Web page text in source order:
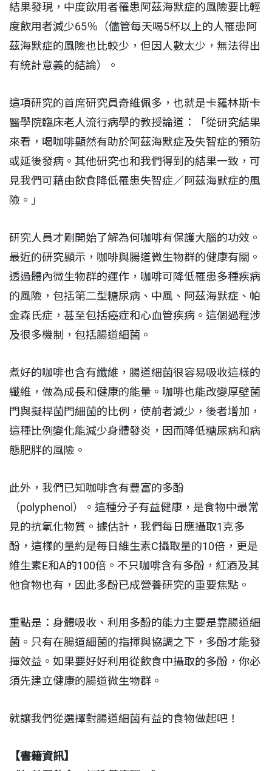
結果發現，中度飲用者罹患阿茲海默症的風險要比輕
度飲用者減少65％（儘管每天喝5杯以上的人罹患阿
茲海默症的風險也比較少，但因人數太少，無法得出
有統計意義的結論）。
這項研究的首席研究員奇維佩多，也就是卡羅林斯卡
醫學院臨床老人流行病學的教授論道：「從研究結果
來看，喝咖啡顯然有助於阿茲海默症及失智症的預防
或延後發病。其他研究也和我們得到的結果一致，可
見我們可藉由飲食降低罹患失智症／阿茲海默症的風
險。」
研究人員才剛開始了解為何咖啡有保護大腦的功效。
最近的研究顯示，咖啡與腸道微生物群的健康有關。
透過體內微生物群的運作，咖啡可降低罹患多種疾病
的風險，包括第二型糖尿病、中風、阿茲海默症、帕
金森氏症，甚至包括癌症和心血管疾病。這個過程涉
及很多機制，包括腸道細菌。
煮好的咖啡也含有纖維，腸道細菌很容易吸收這樣的
纖維，做為成長和健康的能量。咖啡也能改變厚壁菌
門與擬桿菌門細菌的比例，使前者減少，後者增加，
這種比例變化能減少身體發炎，因而降低糖尿病和病
態肥胖的風險。
此外，我們已知咖啡含有豐富的多酚
（polyphenol）。這種分子有益健康，是食物中最常
見的抗氧化物質。據估計，我們每日應攝取1克多
酚，這樣的量約是每日維生素C攝取量的10倍，更是
維生素E和A的100倍。不只咖啡含有多酚，紅酒及其
他食物也有，因此多酚已成營養研究的重要焦點。
重點是：身體吸收、利用多酚的能力主要是靠腸道細
菌。只有在腸道細菌的指揮與協調之下，多酚才能發
揮效益。如果要好好利用從飲食中攝取的多酚，你必
須先建立健康的腸道微生物群。
就讓我們從選擇對腸道細菌有益的食物做起吧！
【書籍資訊】